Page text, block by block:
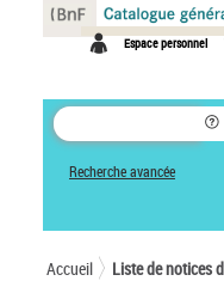
Espace personnel
Recherche avancée
Accueil Liste de notices
Panneau de gestion des cookies